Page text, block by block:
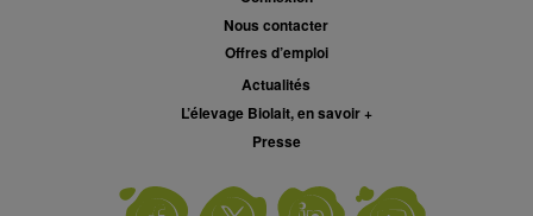
Nous contacter
Offres d’emploi
Actualités
L’élevage Biolait, en savoir +
Presse